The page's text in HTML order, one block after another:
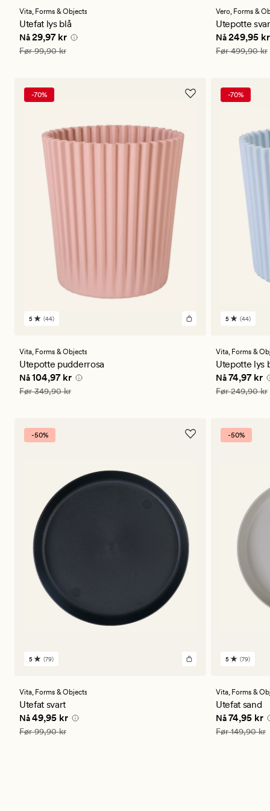
en
gjennomsnittlig
vurdering
på
5
Vita, Forms & Objects
Utefat lys blå
Nåværende pris
Nå29,97 kr
Vanlig pris 99,90 kr
Før99,90 kr
en
vurdering
på
5
Vero, Forms &
Utepotte
Nåværende
Nå249,95 kr
Vanlig pris
Før499,90 kr
-70%
44
en
gjennomsnittlig
vurdering
på
5
5 (44)
Vita, Forms & Objects
Utepotte pudderrosa
Nåværende pris
Nå104,97 kr
Vanlig pris 349,90 kr
Før349,90 kr
-70%
44
en
vurdering
på
5
5 (44)
Vita, Forms &
Utepotte lys
Nåværende
Nå74,97 kr
Vanlig pris
Før249,90 kr
-50%
79
en
gjennomsnittlig
vurdering
på
5
5 (79)
Vita, Forms & Objects
Utefat svart
Nåværende pris
Nå49,95 kr
Vanlig pris 99,90 kr
Før99,90 kr
-50%
79
en
vurdering
på
5
5 (79)
Vita, Forms &
Utefat sand
Nåværende
Nå74,95 kr
Vanlig pris
Før149,90 kr